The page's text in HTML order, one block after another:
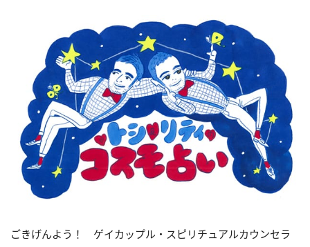
ごきげんよう！ ゲイカップル・スピリチュアルカウンセラ